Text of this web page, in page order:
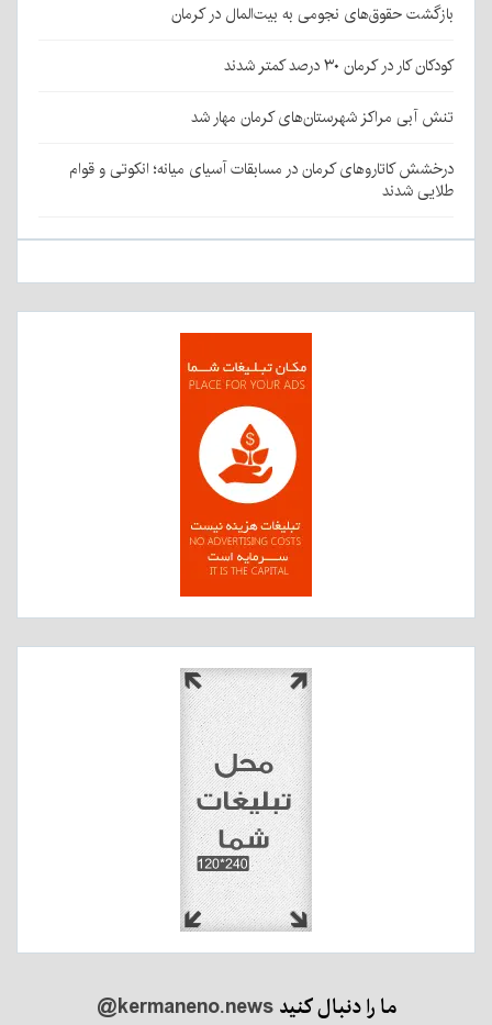
بازگشت حقوق‌های نجومی به بیت‌المال در کرمان
کودکان کار در کرمان ۳۰ درصد کمتر شدند
تنش آبی مراکز شهرستان‌های کرمان مهار شد
درخشش کاتاروهای کرمان در مسابقات آسیای میانه؛ انکوتی و قوام
طلایی شدند
ما را دنبال کنید@kermaneno.news